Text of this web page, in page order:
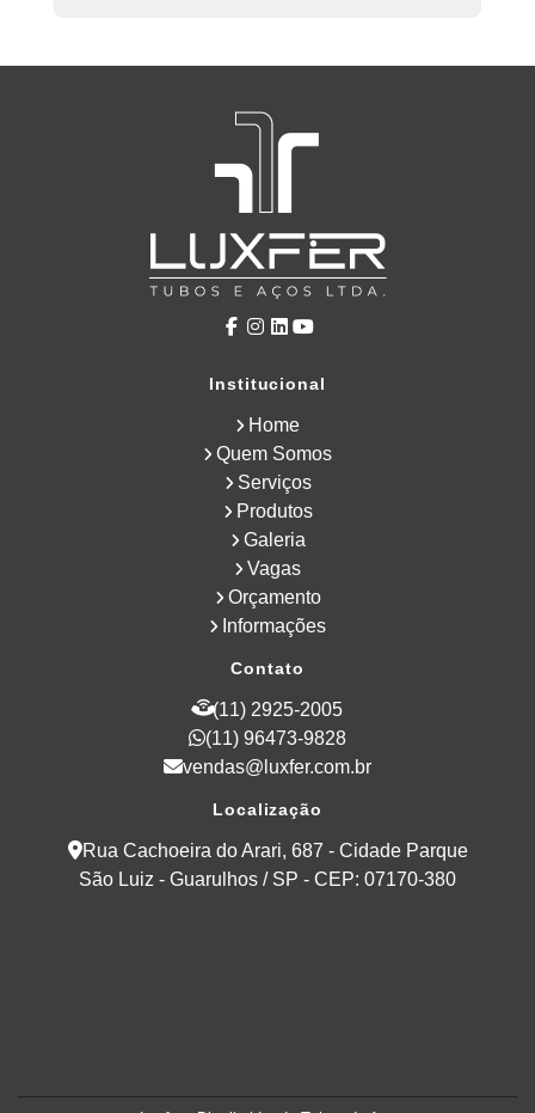
Institucional
Home
Quem Somos
Serviços
Produtos
Galeria
Vagas
Orçamento
Informações
Contato
(11) 2925-2005
(11) 96473-9828
vendas@luxfer.com.br
Localização
Rua Cachoeira do Arari, 687 - Cidade Parque
São Luiz - Guarulhos / SP - CEP: 07170-380